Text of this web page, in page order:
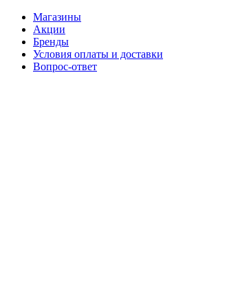
Магазины
Акции
Бренды
Условия оплаты и доставки
Вопрос-ответ